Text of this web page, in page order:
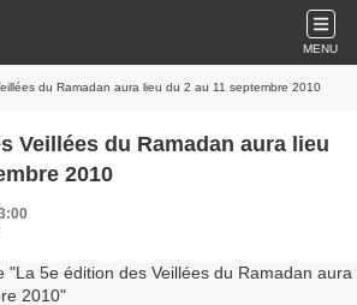
MENU
du Ramadan aura lieu du 2 au 11 septembre 2010
Veillées du Ramadan aura lieu
2010